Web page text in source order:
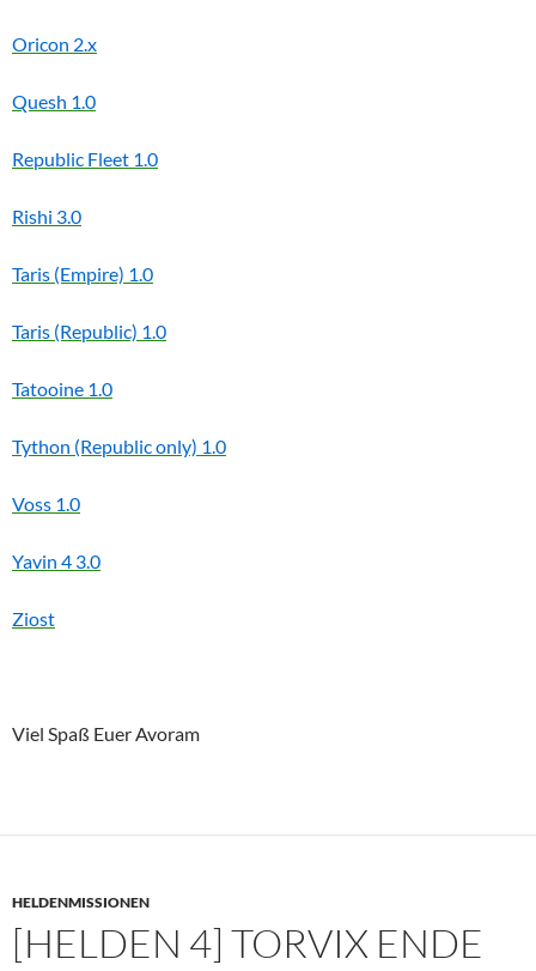
Oricon 2.x
Quesh 1.0
Republic Fleet 1.0
Rishi 3.0
Taris (Empire) 1.0
Taris (Republic) 1.0
Tatooine 1.0
Tython (Republic only) 1.0
Voss 1.0
Yavin 4 3.0
Ziost
Viel Spaß Euer Avoram
HELDENMISSIONEN
[HELDEN 4] TORVIX ENDE